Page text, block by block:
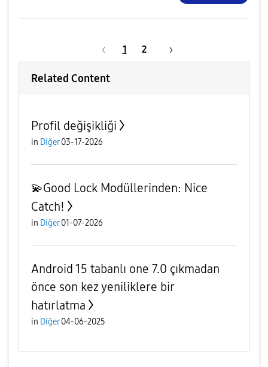
1 2
Related Content
Profil değişikliği
in Diğer 03-17-2026
💫Good Lock Modüllerinden: Nice
Catch!
in Diğer 01-07-2026
Android 15 tabanlı one 7.0 çıkmadan
önce son kez yeniliklere bir
hatırlatma
in Diğer 04-06-2025